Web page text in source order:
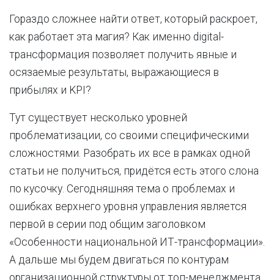
Гораздо сложнее найти ответ, который раскроет,
как работает эта магия? Как именно digital-
трансформация позволяет получить явные и
осязаемые результаты, выражающиеся в
прибылях и KPI?
Тут существует несколько уровней
проблематизации, со своими специфическими
сложностями. Разобрать их все в рамках одной
статьи не получиться, придётся есть этого слона
по кусочку. Сегодняшняя тема о проблемах и
ошибках верхнего уровня управления является
первой в серии под общим заголовком
«Особенности национальной ИТ-трансформации».
А дальше мы будем двигаться по контурам
организационной структуры от топ-менеджмента